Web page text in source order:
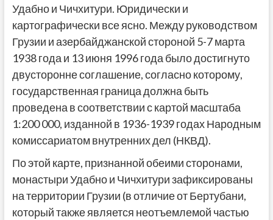
Удабно и Чичхитури. Юридически и
картографически все ясно. Между руководством
Грузии и азербайджанской стороной 5-7 марта
1938 года и 13 июня 1996 года было достигнуто
двусторонне соглашение, согласно которому,
государственная граница должна быть
проведена в соответствии с картой масштаба
1:200 000, изданной в 1936-1939 годах Народным
комиссариатом внутренних дел (НКВД).
По этой карте, признанной обеими сторонами,
монастыри Удабно и Чичхитури зафиксированы
на территории Грузии (в отличие от Бертубани,
который также является неотъемлемой частью